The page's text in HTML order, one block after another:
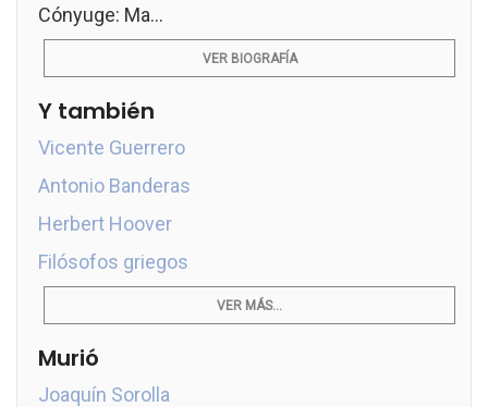
Cónyuge: Ma...
VER BIOGRAFÍA
Y también
Vicente Guerrero
Antonio Banderas
Herbert Hoover
Filósofos griegos
VER MÁS...
Murió
Joaquín Sorolla